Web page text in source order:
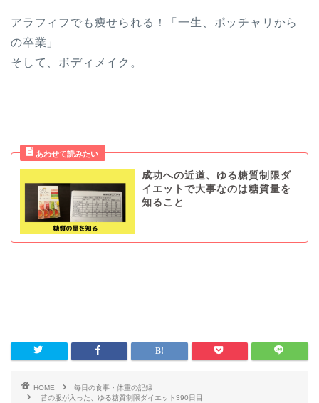
アラフィフでも痩せられる！「一生、ポッチャリから
の卒業」
そして、ボディメイク。
成功への近道、ゆる糖質制限ダ
イエットで大事なのは糖質量を
知ること
HOME
毎日の食事・体重の記録
昔の服が入った、ゆる糖質制限ダイエット390日目